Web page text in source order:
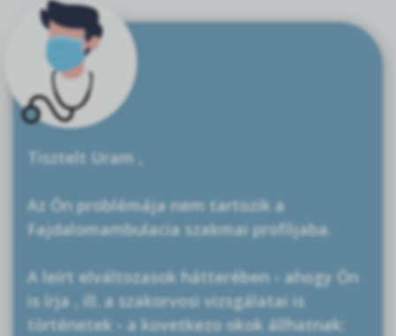
Tisztelt Uram ,
Az Ön problémája nem tartozik a
Fajdalomambulacia szakmai profiljaba.
A leírt elváltozasok hátterében - ahogy Ön
is írja , ill. a szakorvosi vizsgálatai is
történetek - a kovetkezo okok állhatnak: